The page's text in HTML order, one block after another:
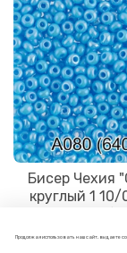
Бисер Чехия
круглый 1
(
Продолжая использовать наш сайт, вы даете